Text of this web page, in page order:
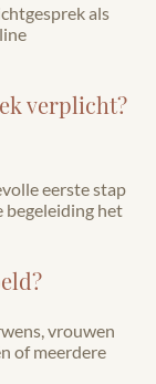
als
verplicht?
eerste stap
begeleiding het
vrouwen
of meerdere